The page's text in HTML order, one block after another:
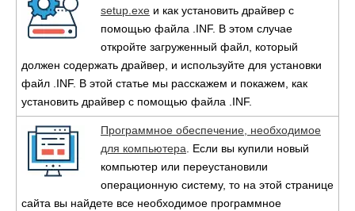
setup.exe и как установить драйвер с
помощью файла .INF. В этом случае
откройте загруженный файл, который
должен содержать драйвер, и используйте для установки
файл .INF. В этой статье мы расскажем и покажем, как
установить драйвер с помощью файла .INF.
Программное обеспечение, необходимое
для компьютера. Если вы купили новый
компьютер или переустановили
операционную систему, то на этой странице
сайта вы найдете все необходимое программное